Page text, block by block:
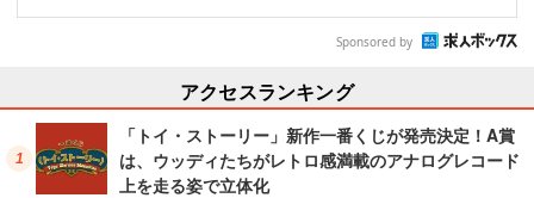
Sponsored by
アクセスランキング
「トイ・ストーリー」新作一番くじが発売決定！A賞
は、ウッディたちがレトロ感満載のアナログレコード
上を走る姿で立体化